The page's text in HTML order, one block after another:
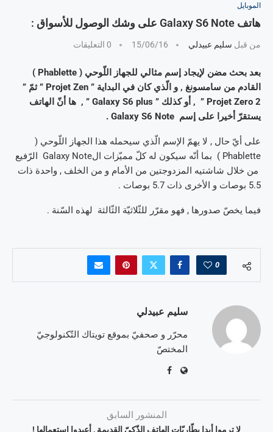
الموبايل
هاتف Galaxy S6 Note على وشك الوصول للأسواق :
من قبل سليم عبيدلي 15/06/16 0 التعليقات
بعد بحث مضن لإيجاد إسم مثالي للجهاز اللّوحي ( Phablette )
القادم من سامسونغ , و الّذي كان في البداية ” Projet Zen ” ثمّ ”
Projet Zero 2 ” , أو كذلك ” Galaxy S6 plus ” , ها أنّ الهاتف
يستقرّ أخيرا على إسم Galaxy S6 Note .
على أيّ حال , لا يهمّ الإسم الّذي سيحمله هذا الجهاز اللّوحي (
Phablette ) بما أنّه سيكون له كلّ مميّزات الGalaxy Note الرّفيع
من خلال شاشتيه المزدوجتين من الأمام و من الخلف , واحدة ذات
5.5 بوصات و الأخرى ذات 5.7 بوصات .
فيما يخصّ صدورها , فهو مقرّر للثّلاثيّة الثّالثة لهذه السّنة .
0
سليم عبيدلي
محرّر و صحفيّ بموقع تويتاك التّكنولوجيّ
المختصّ
المنشور السابق
لا ترموا أبدا بطّاريّات الهاتف الذّكيّ القديمة , أعيدوا إستعمالها !